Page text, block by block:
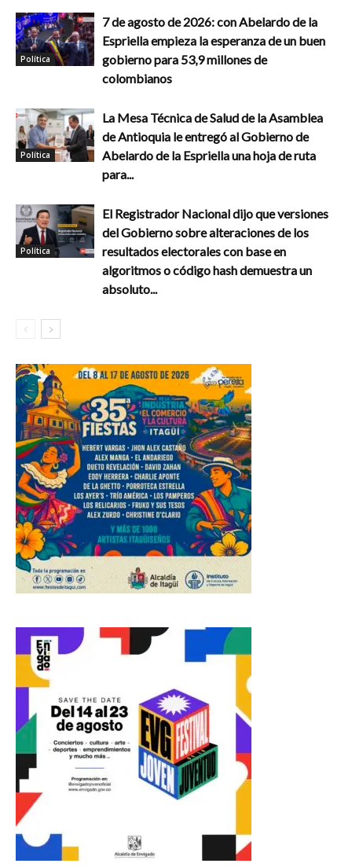
Política
7 de agosto de 2026: con Abelardo de la
Espriella empieza la esperanza de un buen
gobierno para 53,9 millones de
colombianos
Política
La Mesa Técnica de Salud de la Asamblea
de Antioquia le entregó al Gobierno de
Abelardo de la Espriella una hoja de ruta
para...
Política
El Registrador Nacional dijo que versiones
del Gobierno sobre alteraciones de los
resultados electorales con base en
algoritmos o código hash demuestra un
absoluto...